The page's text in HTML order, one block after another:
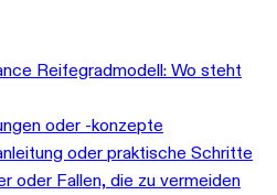
Reifegradmodell: Wo steht
oder -konzepte
oder praktische Schritte
oder Fallen, die zu vermeiden